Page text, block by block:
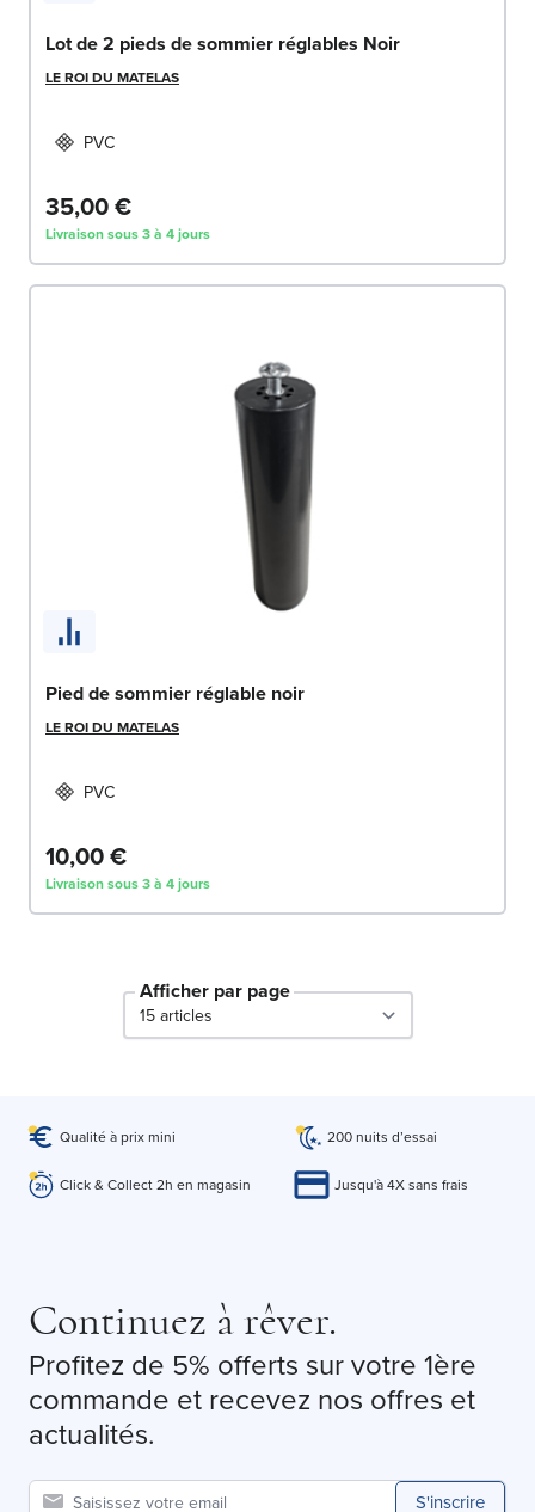
Lot de 2 pieds de sommier réglables Noir
LE ROI DU MATELAS
PVC
35,00 €
Livraison sous 3 à 4 jours
Pied de sommier réglable noir
LE ROI DU MATELAS
PVC
10,00 €
Livraison sous 3 à 4 jours
Afficher par page
Qualité à prix mini 200 nuits d’essai
Click & Collect 2h en magasin Jusqu'à 4X sans frais
Continuez à rêver.
Profitez de 5% offerts sur votre 1ère
commande et recevez nos offres et
actualités.
S'inscrire